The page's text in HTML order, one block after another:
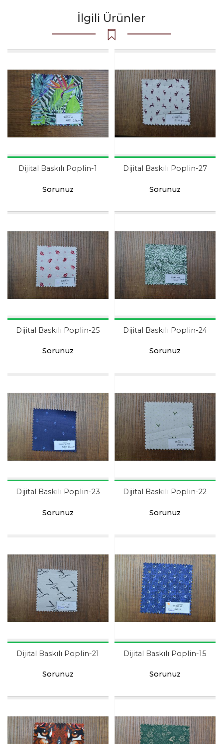
İlgili Ürünler
Dijital Baskılı Poplin-1
Sorunuz
Dijital Baskılı Poplin-27
Sorunuz
Dijital Baskılı Poplin-25
Sorunuz
Dijital Baskılı Poplin-24
Sorunuz
Dijital Baskılı Poplin-23
Sorunuz
Dijital Baskılı Poplin-22
Sorunuz
Dijital Baskılı Poplin-21
Sorunuz
Dijital Baskılı Poplin-15
Sorunuz